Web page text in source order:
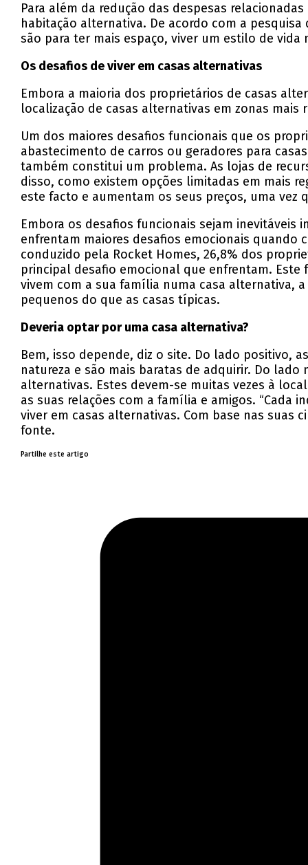
Para além da redução das despesas
habitação alternativa. De acordo com a
são para ter mais espaço, viver um estilo de
Os desafios de viver em casas alternativas
Embora a maioria dos proprietários de casas
localização de casas alternativas em zonas mais
Um dos maiores desafios funcionais que os
abastecimento de carros ou geradores para
também constitui um problema. As lojas de
disso, como existem opções limitadas em mais
este facto e aumentam os seus preços, uma vez
Embora os desafios funcionais sejam
enfrentam maiores desafios emocionais quando
conduzido pela Rocket Homes, 26,8% dos
principal desafio emocional que enfrentam. Este
vivem com a sua família numa casa alternativa,
pequenos do que as casas típicas.
Deveria optar por uma casa alternativa?
Bem, isso depende, diz o site. Do lado positivo,
natureza e são mais baratas de adquirir. Do
alternativas. Estes devem-se muitas vezes à
as suas relações com a família e amigos.
viver em casas alternativas. Com base nas suas
fonte.
Partilhe este artigo